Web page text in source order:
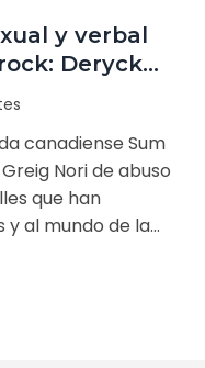
y verbal
Deryck
canadiense Sum
Nori de abuso
que han
y al mundo de la
públicas el 9 de
sobre el abuso de